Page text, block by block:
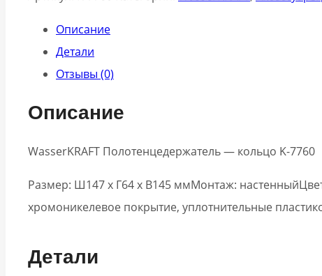
Описание
Детали
Отзывы (0)
Описание
WasserKRAFT Полотенцедержатель — кольцо K-7760
Размер: Ш147 х Г64 х В145 ммМонтаж:
хромоникелевое покрытие, уплотнительные
Детали